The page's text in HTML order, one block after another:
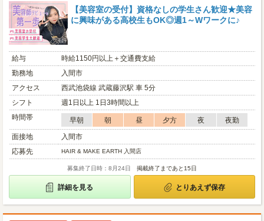
【美容室の受付】資格なしの学生さん歓迎★美容
に興味がある高校生もOK◎週1～Wワークに♪
給与
時給1150円以上＋交通費支給
勤務地
入間市
アクセス
西武池袋線 武蔵藤沢駅 車 5分
シフト
週1日以上 1日3時間以上
時間帯
早朝 朝 昼 夕方 夜
夜勤
面接地
入間市
応募先
HAIR & MAKE EARTH 入間店
募集終了日時：8月24日 掲載終了まであと15日
詳細を見る とりあえず保存